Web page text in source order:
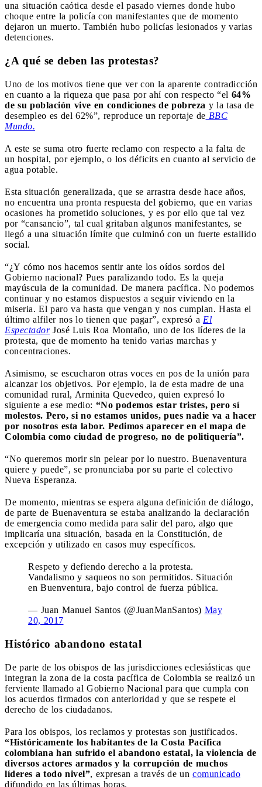
una situación caótica desde el pasado viernes donde hubo
choque entre la policía con manifestantes que de momento
dejaron un muerto. También hubo policías lesionados y varias
detenciones.
¿A qué se deben las protestas?
Uno de los motivos tiene que ver con la aparente contradicción
en cuanto a la riqueza que pasa por ahí con respecto “el 64%
de su población vive en condiciones de pobreza y la tasa de
desempleo es del 62%”, reproduce un reportaje de BBC
Mundo.
A este se suma otro fuerte reclamo con respecto a la falta de
un hospital, por ejemplo, o los déficits en cuanto al servicio de
agua potable.
Esta situación generalizada, que se arrastra desde hace años,
no encuentra una pronta respuesta del gobierno, que en varias
ocasiones ha prometido soluciones, y es por ello que tal vez
por “cansancio”, tal cual gritaban algunos manifestantes, se
llegó a una situación límite que culminó con un fuerte estallido
social.
“¿Y cómo nos hacemos sentir ante los oídos sordos del
Gobierno nacional? Pues paralizando todo. Es la queja
mayúscula de la comunidad. De manera pacífica. No podemos
continuar y no estamos dispuestos a seguir viviendo en la
miseria. El paro va hasta que vengan y nos cumplan. Hasta el
último alfiler nos lo tienen que pagar”, expresó a El
EspectadorJosé Luis Roa Montaño, uno de los líderes de la
protesta, que de momento ha tenido varias marchas y
concentraciones.
Asimismo, se escucharon otras voces en pos de la unión para
alcanzar los objetivos. Por ejemplo, la de esta madre de una
comunidad rural, Arminita Quevedeo, quien expresó lo
siguiente a ese medio: “No podemos estar tristes, pero sí
molestos. Pero, si no estamos unidos, pues nadie va a hacer
por nosotros esta labor. Pedimos aparecer en el mapa de
Colombia como ciudad de progreso, no de politiquería”.
“No queremos morir sin pelear por lo nuestro. Buenaventura
quiere y puede”, se pronunciaba por su parte el colectivo
Nueva Esperanza.
De momento, mientras se espera alguna definición de diálogo,
de parte de Buenaventura se estaba analizando la declaración
de emergencia como medida para salir del paro, algo que
implicaría una situación, basada en la Constitución, de
excepción y utilizado en casos muy específicos.
Respeto y defiendo derecho a la protesta.
Vandalismo y saqueos no son permitidos. Situación
en Buenventura, bajo control de fuerza pública.
— Juan Manuel Santos (@JuanManSantos) May
20, 2017
Histórico abandono estatal
De parte de los obispos de las jurisdicciones eclesiásticas que
integran la zona de la costa pacífica de Colombia se realizó un
ferviente llamado al Gobierno Nacional para que cumpla con
los acuerdos firmados con anterioridad y que se respete el
derecho de los ciudadanos.
Para los obispos, los reclamos y protestas son justificados.
“Históricamente los habitantes de la Costa Pacífica
colombiana han sufrido el abandono estatal, la violencia de
diversos actores armados y la corrupción de muchos
líderes a todo nivel”, expresan a través de un comunicado
difundido en las últimas horas.